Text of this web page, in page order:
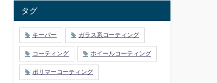
タグ
キーパー ガラス系コーティング
コーティング ホイールコーティング
ポリマーコーティング